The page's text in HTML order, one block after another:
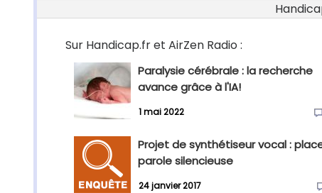
Sur Handicap.fr et AirZen Radio :
Paralysie cérébrale : la recherche
avance grâce à l'IA!
1 mai 2022
Projet de synthétiseur vocal :
parole silencieuse
24 janvier 2017